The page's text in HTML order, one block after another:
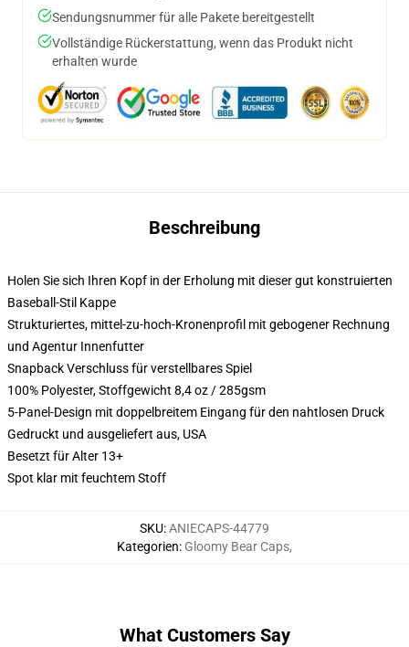
Sendungsnummer für alle Pakete bereitgestellt
Vollständige Rückerstattung, wenn das Produkt nicht
erhalten wurde
Beschreibung
Holen Sie sich Ihren Kopf in der Erholung mit dieser gut konstruierten
Baseball-Stil Kappe
Strukturiertes, mittel-zu-hoch-Kronenprofil mit gebogener Rechnung
und Agentur Innenfutter
Snapback Verschluss für verstellbares Spiel
100% Polyester, Stoffgewicht 8,4 oz / 285gsm
5-Panel-Design mit doppelbreitem Eingang für den nahtlosen Druck
Gedruckt und ausgeliefert aus, USA
Besetzt für Alter 13+
Spot klar mit feuchtem Stoff
SKU:ANIECAPS-44779
Kategorien: Gloomy Bear Caps,
What Customers Say